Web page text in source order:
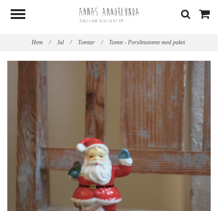
Hem / Jul / Tomtar / Tomte - Porslinstomte med paket